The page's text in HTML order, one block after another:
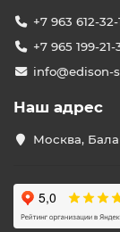
+7 963 612-32-
+7 965 199-21-
info@edison-
Наш адрес
Москва,